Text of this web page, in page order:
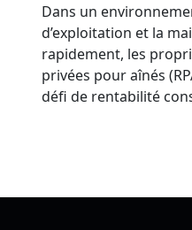
Dans un
d’exploitation et la
rapidement, les
privées pour aînés
défi de rentabilité